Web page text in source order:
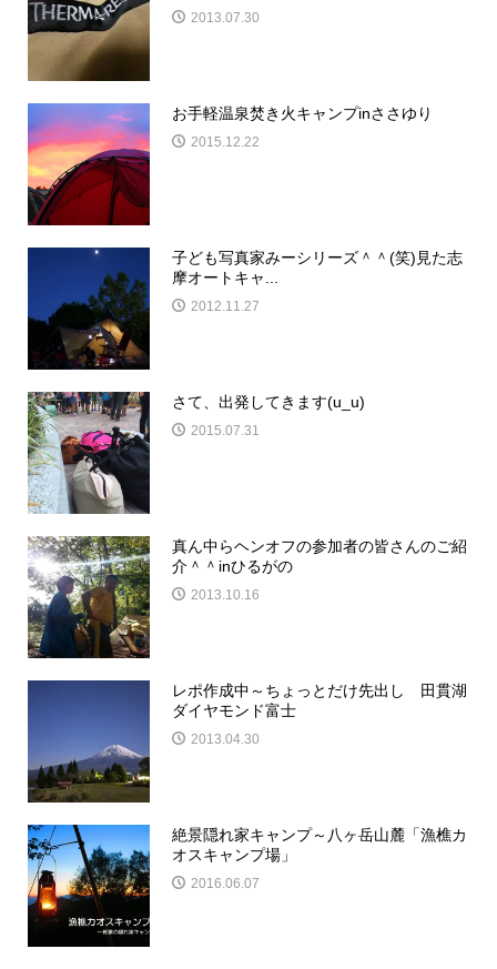
2013.07.30
お手軽温泉焚き火キャンプinささゆり
2015.12.22
子ども写真家みーシリーズ＾＾(笑)見た志
摩オートキャ...
2012.11.27
さて、出発してきます(u_u)
2015.07.31
真ん中らヘンオフの参加者の皆さんのご紹
介＾＾inひるがの
2013.10.16
レポ作成中～ちょっとだけ先出し 田貫湖
ダイヤモンド富士
2013.04.30
絶景隠れ家キャンプ～八ヶ岳山麓「漁樵カ
オスキャンプ場」
2016.06.07